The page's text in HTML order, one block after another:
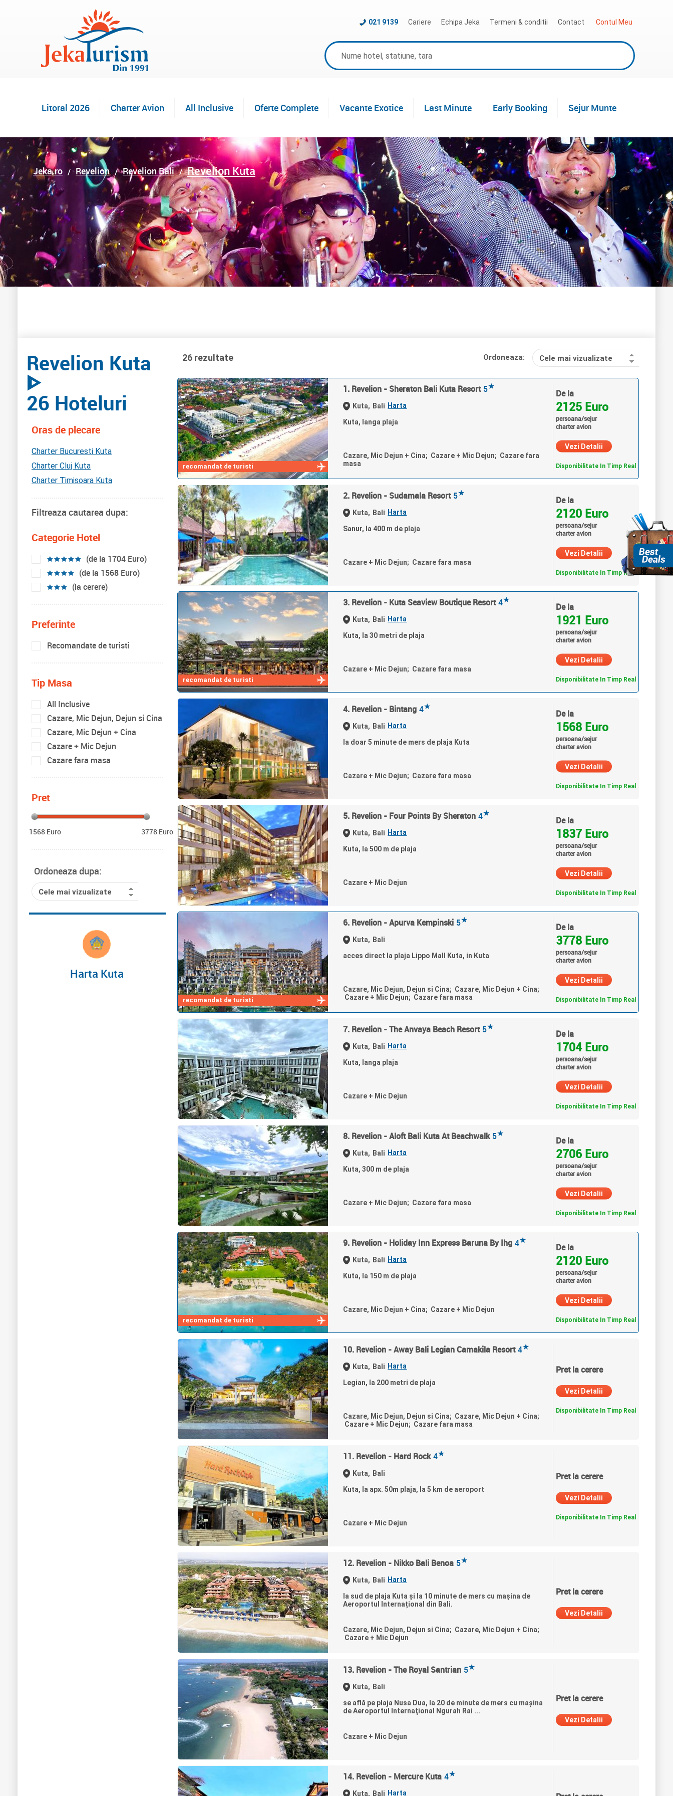
Cariere Echipa Jeka Termeni & conditii Contact Contul Meu
021 9139
Litoral 2026 Charter Avion All Inclusive Oferte Complete Vacante Exotice Last Minute Early Booking Sejur Munte
Jeka.ro Revelion Revelion Bali Revelion Kuta
26 rezultate Ordoneaza: Cele mai vizualizate
recomandat de turisti
De la
2125 Euro
persoana/sejur
charter avion
Vezi Detalii
Disponibilitate In Timp Real
1. Revelion - Sheraton Bali Kuta Resort 5★
Kuta, Bali Harta
Kuta, langa plaja
Cazare, Mic Dejun + Cina; Cazare + Mic Dejun; Cazare fara
masa
De la
2120 Euro
persoana/sejur
charter avion
Vezi Detalii
Disponibilitate In Timp Real
2. Revelion - Sudamala Resort 5★
Kuta, Bali Harta
Sanur, la 400 m de plaja
Cazare + Mic Dejun; Cazare fara masa
recomandat de turisti
De la
1921 Euro
persoana/sejur
charter avion
Vezi Detalii
Disponibilitate In Timp Real
3. Revelion - Kuta Seaview Boutique Resort 4★
Kuta, Bali Harta
Kuta, la 30 metri de plaja
Cazare + Mic Dejun; Cazare fara masa
De la
1568 Euro
persoana/sejur
charter avion
Vezi Detalii
Disponibilitate In Timp Real
4. Revelion - Bintang 4★
Kuta, Bali Harta
la doar 5 minute de mers de plaja Kuta
Cazare + Mic Dejun; Cazare fara masa
De la
1837 Euro
persoana/sejur
charter avion
Vezi Detalii
Disponibilitate In Timp Real
5. Revelion - Four Points By Sheraton 4★
Kuta, Bali Harta
Kuta, la 500 m de plaja
Cazare + Mic Dejun
recomandat de turisti
De la
3778 Euro
persoana/sejur
charter avion
Vezi Detalii
Disponibilitate In Timp Real
6. Revelion - Apurva Kempinski 5★
Kuta, Bali
acces direct la plaja Lippo Mall Kuta, in Kuta
Cazare, Mic Dejun, Dejun si Cina; Cazare, Mic Dejun + Cina;
Cazare + Mic Dejun; Cazare fara masa
De la
1704 Euro
persoana/sejur
charter avion
Vezi Detalii
Disponibilitate In Timp Real
7. Revelion - The Anvaya Beach Resort 5★
Kuta, Bali Harta
Kuta, langa plaja
Cazare + Mic Dejun
De la
2706 Euro
persoana/sejur
charter avion
Vezi Detalii
Disponibilitate In Timp Real
8. Revelion - Aloft Bali Kuta At Beachwalk 5★
Kuta, Bali Harta
Kuta, 300 m de plaja
Cazare + Mic Dejun; Cazare fara masa
recomandat de turisti
De la
2120 Euro
persoana/sejur
charter avion
Vezi Detalii
Disponibilitate In Timp Real
9. Revelion - Holiday Inn Express Baruna By Ihg 4★
Kuta, Bali Harta
Kuta, la 150 m de plaja
Cazare, Mic Dejun + Cina; Cazare + Mic Dejun
Pret la cerere
Vezi Detalii
Disponibilitate In Timp Real
10. Revelion - Away Bali Legian Camakila Resort 4★
Kuta, Bali Harta
Legian, la 200 metri de plaja
Cazare, Mic Dejun, Dejun si Cina; Cazare, Mic Dejun + Cina;
Cazare + Mic Dejun; Cazare fara masa
Pret la cerere
Vezi Detalii
Disponibilitate In Timp Real
11. Revelion - Hard Rock 4★
Kuta, Bali
Kuta, la apx. 50m plaja, la 5 km de aeroport
Cazare + Mic Dejun
Pret la cerere
Vezi Detalii
12. Revelion - Nikko Bali Benoa 5★
Kuta, Bali Harta
la sud de plaja Kuta și la 10 minute de mers cu mașina de
Aeroportul Internațional din Bali.
Cazare, Mic Dejun, Dejun si Cina; Cazare, Mic Dejun + Cina;
Cazare + Mic Dejun
Pret la cerere
Vezi Detalii
13. Revelion - The Royal Santrian 5★
Kuta, Bali
se află pe plaja Nusa Dua, la 20 de minute de mers cu maşina
de Aeroportul Internaţional Ngurah Rai ...
Cazare + Mic Dejun
14. Revelion - Mercure Kuta 4★
Kuta, Bali Harta
Revelion Kuta
ᐈ
26 Hoteluri
Oras de plecare
Charter Bucuresti Kuta
Charter Cluj Kuta
Charter Timisoara Kuta
Filtreaza cautarea dupa:
Categorie Hotel
(de la 1704 Euro)
(de la 1568 Euro)
(la cerere)
Preferinte
Recomandate de turisti
Tip Masa
All Inclusive
Cazare, Mic Dejun, Dejun si Cina
Cazare, Mic Dejun + Cina
Cazare + Mic Dejun
Cazare fara masa
Pret
1568 Euro 3778 Euro
Ordoneaza dupa:
Cele mai vizualizate
Harta Kuta